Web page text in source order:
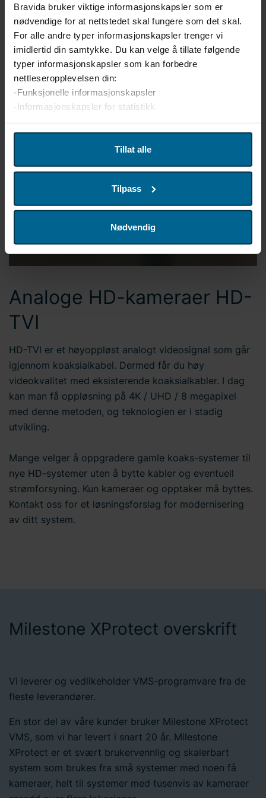
Bravida bruker viktige informasjonskapsler som er
nødvendige for at nettstedet skal fungere som det skal.
For alle andre typer informasjonskapsler trenger vi
imidlertid din samtykke. Du kan velge å tillate følgende
typer informasjonskapsler som kan forbedre
nettleseropplevelsen din:
-Funksjonelle informasjonskapsler
-Informasjonskapsler for statistikk
Vi bruker enhetsidentifikatorer til å tilpasse innhold og
annonser for brukerne, tilby funksjoner for sosiale medier
informasjonen med våre partnere innen sosiale medier,
annonsering og analyse. Partnerne våre kan kombinere
eller som de har samlet inn fra din bruk av deres
Holding AB er behandlingsansvarlig for
informasjonskapsler og behandling av
personopplysninger. Du kan lese mer om bruken av
du informasjon om hvordan du kontakter oss og hvordan
vi behandlerpersonopplysninger . Skriv inn din
samtykke-ID og datoen du kontaktet oss angående
samtykket ditt.
Tillat alle
Tilpass
Nødvendig
Analoge HD-kameraer HD-
TVI
HD-TVI er et høyoppløst analogt videosignal som går
igjennom koaksialkabel. Dermed får du høy
videokvalitet med eksisterende koaksialkabler. I dag
kan man få oppløsning på 4K / UHD / 8 megapixel
med denne metoden, og teknologien er i stadig
utvikling.
Mange velger å oppgradere gamle koaks-systemer til
nye HD-systemer uten å bytte kabler og eventuell
strømforsyning. Kun kameraer og opptaker må byttes.
Kontakt oss for et løsningsforslag for modernisering
av ditt system.
Milestone XProtect overskrift
Vi leverer og vedlikeholder VMS-programvare fra de
fleste leverandører.
En stor del av våre kunder bruker Milestone XProtect
VMS, som vi har levert i snart 20 år. Milestone
XProtect er et svært brukervennlig og skalerbart
system som brukes fra små systemer med noen få
kameraer, helt til systemer med tusenvis av kameraer